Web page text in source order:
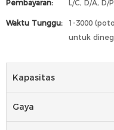
Pembayaran: L/C, D/A, D/
Waktu Tunggu:
1-3000
untuk
Kapasitas
Gaya